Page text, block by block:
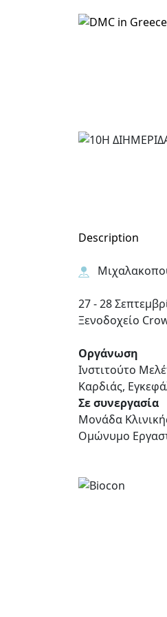
Description
27 - 28
Ξενοδοχείο
Οργάνωση
Ινστιτούτο
Καρδιάς,
Σε συνεργασία
Μονάδα
Ομώνυμο